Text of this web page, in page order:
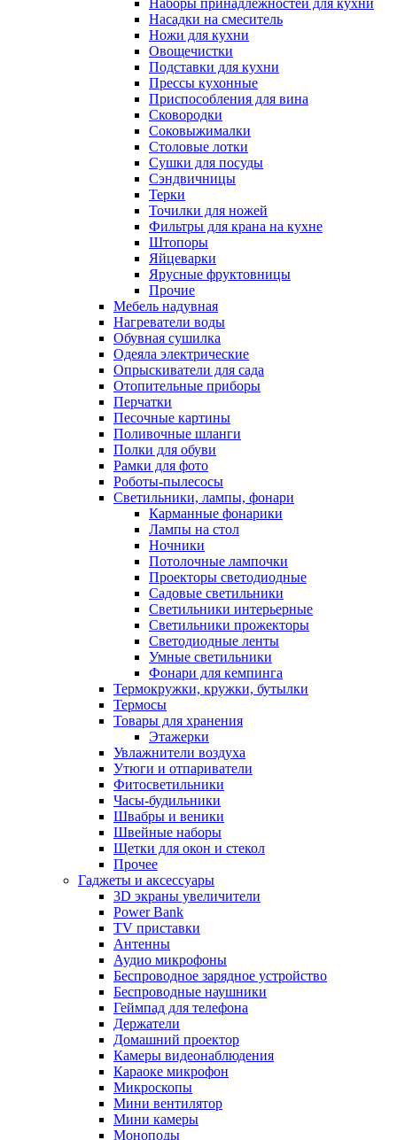
Наборы принадлежностей для кухни
Насадки на смеситель
Ножи для кухни
Овощечистки
Подставки для кухни
Прессы кухонные
Приспособления для вина
Сковородки
Соковыжималки
Столовые лотки
Сушки для посуды
Сэндвичницы
Терки
Точилки для ножей
Фильтры для крана на кухне
Штопоры
Яйцеварки
Ярусные фруктовницы
Прочие
Мебель надувная
Нагреватели воды
Обувная сушилка
Одеяла электрические
Опрыскиватели для сада
Отопительные приборы
Перчатки
Песочные картины
Поливочные шланги
Полки для обуви
Рамки для фото
Роботы-пылесосы
Светильники, лампы, фонари
Карманные фонарики
Лампы на стол
Ночники
Потолочные лампочки
Проекторы светодиодные
Садовые светильники
Светильники интерьерные
Светильники прожекторы
Светодиодные ленты
Умные светильники
Фонари для кемпинга
Термокружки, кружки, бутылки
Термосы
Товары для хранения
Этажерки
Увлажнители воздуха
Утюги и отпариватели
Фитосветильники
Часы-будильники
Швабры и веники
Швейные наборы
Щетки для окон и стекол
Прочее
Гаджеты и аксессуары
3D экраны увеличители
Power Bank
TV приставки
Антенны
Аудио микрофоны
Беспроводное зарядное устройство
Беспроводные наушники
Геймпад для телефона
Держатели
Домашний проектор
Камеры видеонаблюдения
Караоке микрофон
Микроскопы
Мини вентилятор
Мини камеры
Моноподы